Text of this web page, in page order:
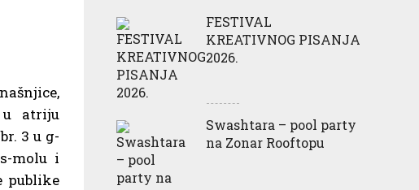
atriju
3 u g-
molu i
publike
FESTIVAL
KREATIVNOG PISANJA
2026.
Swashtara – pool party
na Zonar Rooftopu